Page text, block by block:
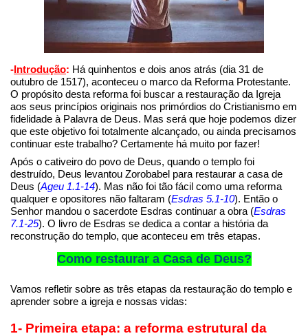
-Introdução: Há quinhentos e dois anos atrás (dia 31 de
outubro de 1517), aconteceu o marco da Reforma Protestante.
O propósito desta reforma foi buscar a restauração da Igreja
aos seus princípios originais nos primórdios do Cristianismo em
fidelidade à Palavra de Deus. Mas será que hoje podemos dizer
que este objetivo foi totalmente alcançado, ou ainda precisamos
continuar este trabalho? Certamente há muito por fazer!
Após o cativeiro do povo de Deus, quando o templo foi
destruído, Deus levantou Zorobabel para restaurar a casa de
Deus (Ageu 1.1-14). Mas não foi tão fácil como uma reforma
qualquer e opositores não faltaram (Esdras 5.1-10). Então o
Senhor mandou o sacerdote Esdras continuar a obra (Esdras
7.1-25). O livro de Esdras se dedica a contar a história da
reconstrução do templo, que aconteceu em três etapas.
Como restaurar a Casa de Deus?
Vamos refletir sobre as três etapas da restauração do templo e
aprender sobre a igreja e nossas vidas:
1- Primeira etapa: a reforma estrutural da